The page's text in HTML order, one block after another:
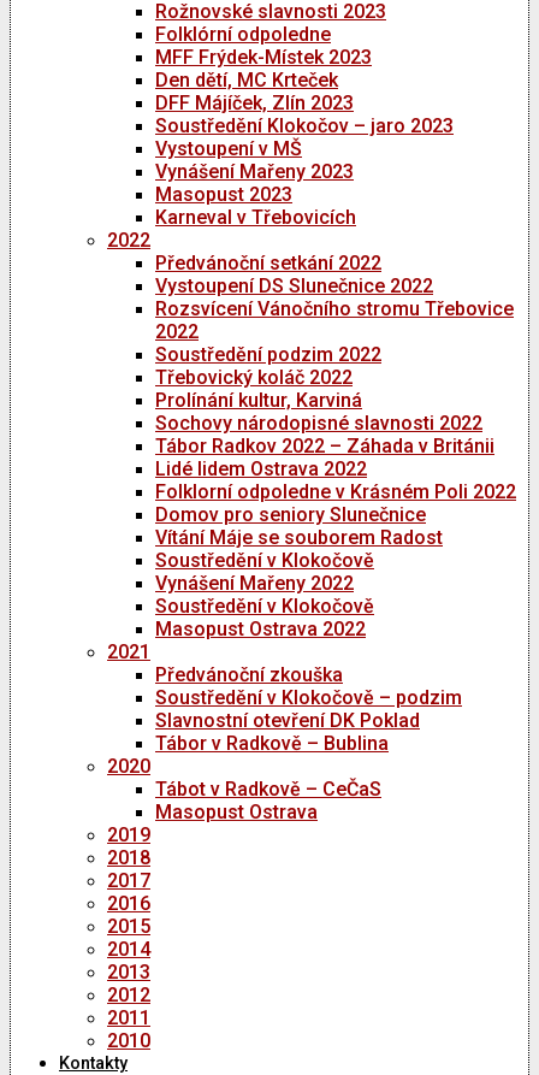
Rožnovské slavnosti 2023
Folklórní odpoledne
MFF Frýdek-Místek 2023
Den dětí, MC Krteček
DFF Májíček, Zlín 2023
Soustředění Klokočov – jaro 2023
Vystoupení v MŠ
Vynášení Mařeny 2023
Masopust 2023
Karneval v Třebovicích
2022
Předvánoční setkání 2022
Vystoupení DS Slunečnice 2022
Rozsvícení Vánočního stromu Třebovice
2022
Soustředění podzim 2022
Třebovický koláč 2022
Prolínání kultur, Karviná
Sochovy národopisné slavnosti 2022
Tábor Radkov 2022 – Záhada v Británii
Lidé lidem Ostrava 2022
Folklorní odpoledne v Krásném Poli 2022
Domov pro seniory Slunečnice
Vítání Máje se souborem Radost
Soustředění v Klokočově
Vynášení Mařeny 2022
Soustředění v Klokočově
Masopust Ostrava 2022
2021
Předvánoční zkouška
Soustředění v Klokočově – podzim
Slavnostní otevření DK Poklad
Tábor v Radkově – Bublina
2020
Tábot v Radkově – CeČaS
Masopust Ostrava
2019
2018
2017
2016
2015
2014
2013
2012
2011
2010
Kontakty